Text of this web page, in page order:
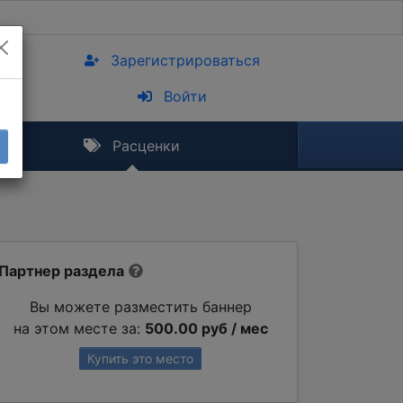
Зарегистрироваться
Войти
Расценки
Партнер раздела
Вы можете разместить баннер
на этом месте за: 500.00 руб / мес
Купить это место